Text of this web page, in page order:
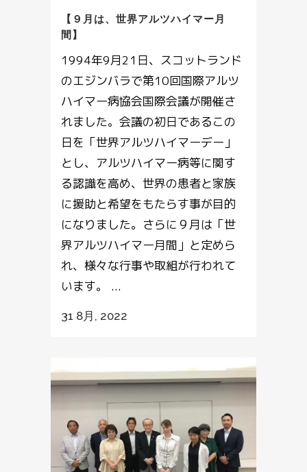
【９月は、世界アルツハイマー月
間】
1994年9月21日、スコットランド
のエジンバラで第10回国際アルツ
ハイマー病協会国際会議が開催さ
れました。会議の初日であるこの
日を「世界アルツハイマーデー」
とし、アルツハイマー病等に関す
る認識を高め、世界の患者と家族
に援助と希望をもたらす事が目的
になりました。さらに９月は「世
界アルツハイマー月間」と定めら
れ、様々な行事や取組が行われて
います。 ...
31 8月, 2022